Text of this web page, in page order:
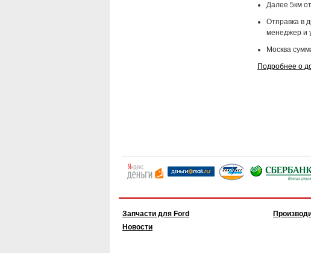
Далее 5км
Отправка в
менеджер и
Москва
Подробнее о
Запчасти для Ford
Новости